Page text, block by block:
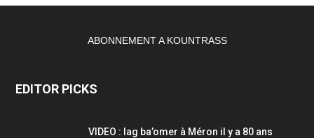
ABONNEMENT A KOUNTRASS
EDITOR PICKS
VIDEO : lag ba’omer à Méron il y a 80 ans